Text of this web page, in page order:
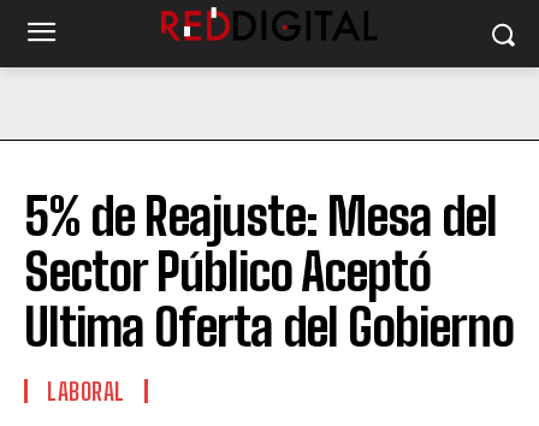
5% de Reajuste: Mesa del
Sector Público Aceptó
Ultima Oferta del Gobierno
LABORAL